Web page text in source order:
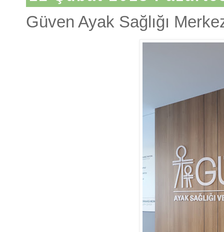
Güven Ayak Sağlığı